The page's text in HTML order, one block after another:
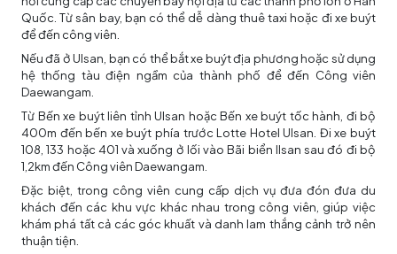
Quốc. Từ sân bay, bạn có thể dễ dàng thuê taxi hoặc đi xe buýt
để đến công viên.
Nếu đã ở Ulsan, bạn có thể bắt xe buýt địa phương hoặc sử dụng
hệ thống tàu điện ngầm của thành phố để đến Công viên
Daewangam.
Từ Bến xe buýt liên tỉnh Ulsan hoặc Bến xe buýt tốc hành, đi bộ
400m đến bến xe buýt phía trước Lotte Hotel Ulsan. Đi xe buýt
108, 133 hoặc 401 và xuống ở lối vào Bãi biển Ilsan sau đó đi bộ
1,2km đến Công viên Daewangam.
Đặc biệt, trong công viên cung cấp dịch vụ đưa đón đưa du
khách đến các khu vực khác nhau trong công viên, giúp việc
khám phá tất cả các góc khuất và danh lam thắng cảnh trở nên
thuận tiện.